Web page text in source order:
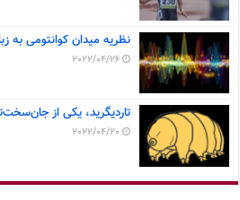
نظریه میدان کوانتومی به
2022/04/26
تاردیگرید، یکی از
2022/04/20